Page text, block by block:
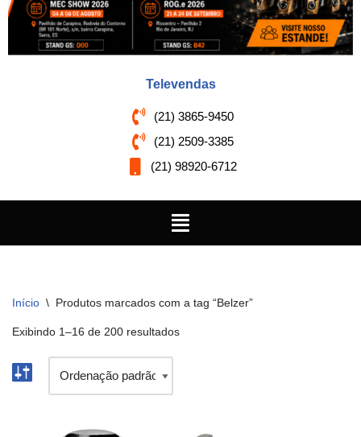
Televendas
(21) 3865-9450
(21) 2509-3385
(21) 98920-6712
Início \ Produtos marcados com a tag “Belzer”
Exibindo 1–16 de 200 resultados